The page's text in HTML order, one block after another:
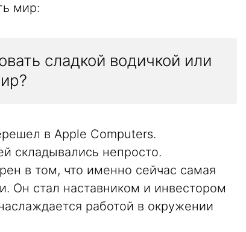
мир:
сладкой водичкой или
в Apple Computers.
складывались непросто.
в том, что именно сейчас самая
Он стал наставником и инвестором
работой в окружении